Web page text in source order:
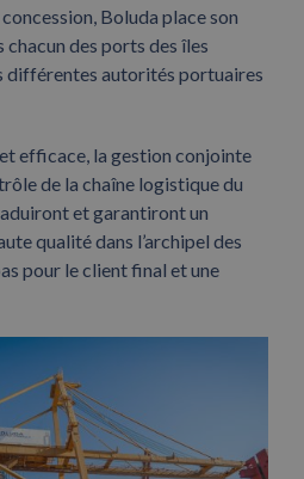
Boluda place son
des ports des îles
différentes autorités portuaires
efficace, la gestion conjointe
de la chaîne logistique du
et garantiront un
qualité dans l’archipel des
pour le client final et une